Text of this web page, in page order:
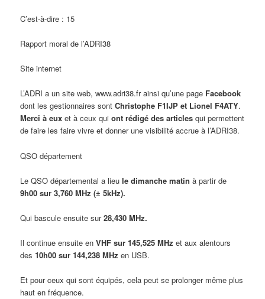
C’est-à-dire : 15
Rapport moral de l’ADRI38
Site internet
L’ADRI a un site web, www.adri38.fr ainsi qu’une page Facebook
dont les gestionnaires sontChristophe F1IJP et Lionel F4ATY.
Merci à eux et à ceux quiont rédigé des articles qui permettent
de faire les faire vivre et donner une visibilité accrue à l’ADRI38.
QSO département
Le QSO départemental a lieule dimanche matin à partir de
9h00 sur 3,760 MHz (± 5kHz).
Qui bascule ensuite sur28,430 MHz.
Il continue ensuite en VHF sur 145,525 MHz et aux alentours
des10h00 sur 144,238 MHzen USB.
Et pour ceux qui sont équipés, cela peut se prolonger même plus
haut en fréquence.